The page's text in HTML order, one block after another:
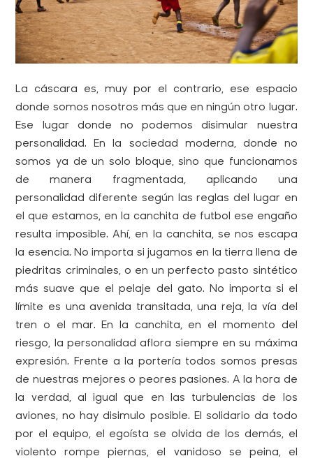
La cáscara es, muy por el contrario, ese espacio
donde somos nosotros más que en ningún otro lugar.
Ese lugar donde no podemos disimular nuestra
personalidad. En la sociedad moderna, donde no
somos ya de un solo bloque, sino que funcionamos
de manera fragmentada, aplicando una
personalidad diferente según las reglas del lugar en
el que estamos, en la canchita de futbol ese engaño
resulta imposible. Ahí, en la canchita, se nos escapa
la esencia. No importa si jugamos en la tierra llena de
piedritas criminales, o en un perfecto pasto sintético
más suave que el pelaje del gato. No importa si el
límite es una avenida transitada, una reja, la vía del
tren o el mar. En la canchita, en el momento del
riesgo, la personalidad aflora siempre en su máxima
expresión. Frente a la portería todos somos presas
de nuestras mejores o peores pasiones. A la hora de
la verdad, al igual que en las turbulencias de los
aviones, no hay disimulo posible. El solidario da todo
por el equipo, el egoísta se olvida de los demás, el
violento rompe piernas, el vanidoso se peina, el